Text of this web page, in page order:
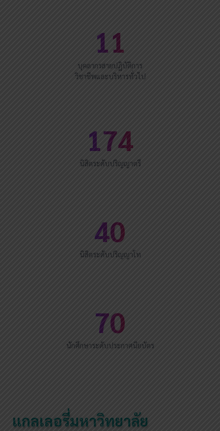
11
บุคลากรสายปฏิบัติการ
วิชาชีพและบริหารทั่วไป
174
นิสิตระดับปริญญาตรี
40
นิสิตระดับปริญญาโท
70
นักศึกษาระดับประกาศนียบัตร
แกลเลอรี่มหาวิทยาลัย